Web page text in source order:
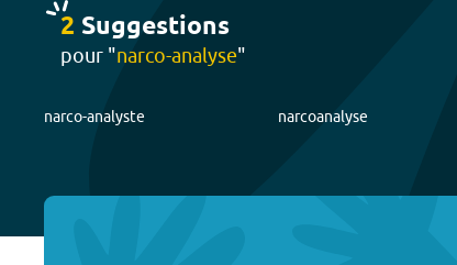
2 Suggestions
pour "narco-analyse"
narco-analyste narcoanalyse